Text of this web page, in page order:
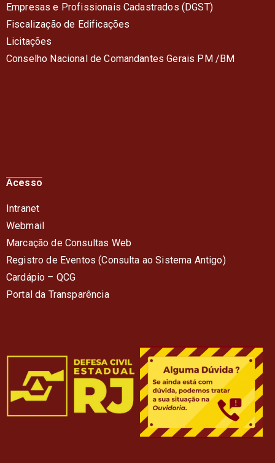
Empresas e Profissionais Cadastrados (DGST)
Fiscalização de Edificações
Licitações
Conselho Nacional de Comandantes Gerais PM /BM
Acesso
Intranet
Webmail
Marcação de Consultas Web
Registro de Eventos (Consulta ao Sistema Antigo)
Cardápio – QCG
Portal da Transparência